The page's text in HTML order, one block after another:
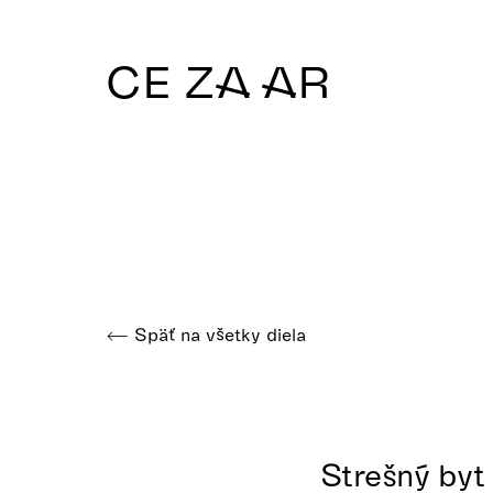
CE ZA AR
Späť na všetky diela
Strešný byt